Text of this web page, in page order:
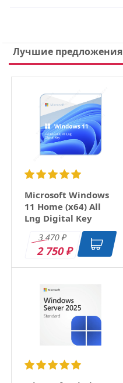
Вид лицензии
Срок лицензии
Написать отзыв
Email
Заголовок
Оцените товар
Лучшие предложения
Microsoft Windows
11 Home (x64) All
Lng Digital Key
3 470₽
2 750₽